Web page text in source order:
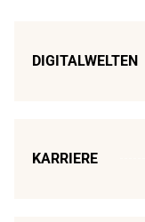
DIGITALWELTEN
KARRIERE